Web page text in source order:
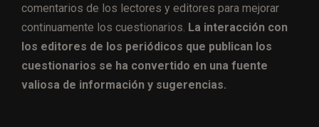
comentarios de los lectores y editores para mejorar
continuamente los cuestionarios. La interacción con
los editores de los periódicos que publican los
cuestionarios se ha convertido en una fuente
valiosa de información y sugerencias.